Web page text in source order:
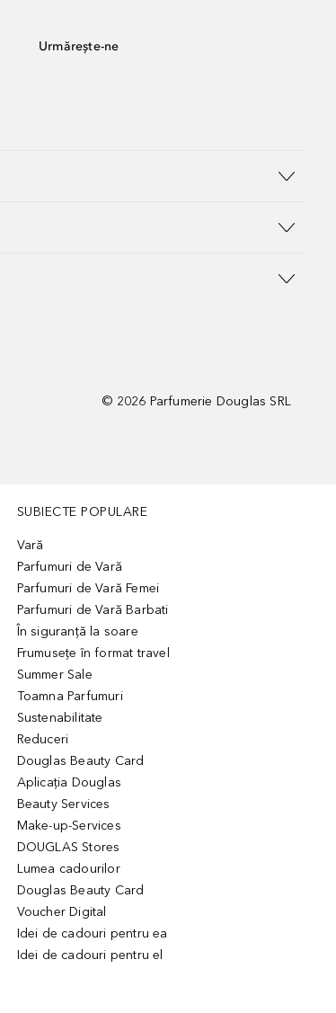
Urmărește-ne
© 2026 Parfumerie Douglas SRL
SUBIECTE POPULARE
Vară
Parfumuri de Vară
Parfumuri de Vară Femei
Parfumuri de Vară Barbati
În siguranță la soare
Frumusețe în format travel
Summer Sale
Toamna Parfumuri
Sustenabilitate
Reduceri
Douglas Beauty Card
Aplicația Douglas
Beauty Services
Make-up-Services
DOUGLAS Stores
Lumea cadourilor
Douglas Beauty Card
Voucher Digital
Idei de cadouri pentru ea
Idei de cadouri pentru el